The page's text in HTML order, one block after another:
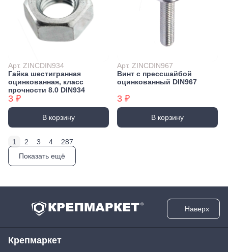
Арт. ZINCDIN934
Гайка шестигранная
оцинкованная, класс
прочности 8.0 DIN934
3 ₽
В корзину
Арт. ZINCDIN967
Винт с прессшайбой
оцинкованный DIN967
3 ₽
В корзину
1 2 3 4
287
Показать ещё
Наверх
Крепмаркет